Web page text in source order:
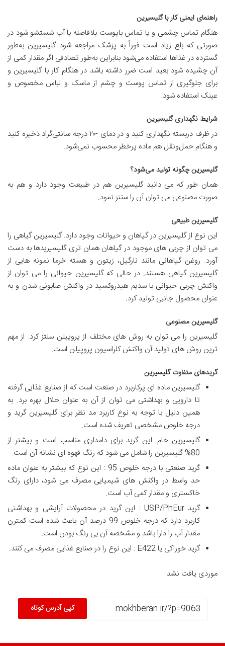
راهنمای ایمنی کار با گلیسیرین
هنگام تماس چشمی و یا تماس باپوست بلافاصله با آب شستشو شود در
صورتی که بلع زیاد است فوراً به پزشک مراجعه شود گلیسیرین به‌طور
گسترده در غذاها استفاده می‌شود بنابراین به‌طور تصادفی اگر مقدار کمی از
آن چشیده شود بعید است ضرر داشته باشد در هنگام کار با گلیسیرین و
برای جلوگیری از تماس پوست و چشم از ماسک و لباس مخصوص و
عینک استفاده شود.
شرایط نگهداری گلیسیرین
در ظرف دربسته نگهداری کنید و در دمای -۲۰ درجه سانتی‌گراد ذخیره کنید
و هنگام حمل‌ونقل هم ماده پرخطر محسوب نمی‌شود.
گلیسیرین چگونه تولید می‌شود؟
همان طور که می دانید گلیسیرین هم در طبیعت وجود دارد و هم به
صورت مصنوعی می توان آن را سنتز نمود.
گلیسیرین طبیعی
این نوع از گلیسیرین در گیاهان و حیوانات وجود دارد. گلیسیرین گیاهی را
می توان از چربی های موجود در گیاهان همان تری گلیسیریدها به دست
آورد. روغن گیاهانی مانند نارگیل، زیتون و هسته خرما نمونه هایی از
گلیسیرین گیاهی هستند. در حالی که گلیسیرین حیوانی را می توان از
واکنش چربی حیوانی با سدیم هیدروکسید در واکنش صابونی شدن و به
عنوان محصول جانبی تولید کرد.
گلیسیرین مصنوعی
گلیسیرین را می توان به روش های مختلف از پروپیلن سنتز کرد. از مهم
ترین روش های تولید آن واکنش کلراسیون پروپیلن است.
گریدهای متفاوت گلیسیرین
گلیسیرین ماده ای پرکاربرد در صنعت است که از صنایع غذایی گرفته
تا دارویی و بهداشتی می توان از آن به عنوان حلال بهره برد. به
همین دلیل با توجه به نوع کاربرد مد نظر برای گلیسیرین گرید و
درجه خلوص مشخصی تعریف شده است.
گلیسیرین خام :این گرید برای دامداری مناسب است و بیشتر از
80% گلیسیرین را شامل می شود که رنگ قهوه ای نشانه آن است.
گرید صنعتی با درجه خلوص 95 : این نوع که بیشتر به عنوان ماده
حد واسط در واکنش های شیمیایی مصرف می شود، دارای رنگ
خاکستری و مقدار کمی آب است.
گرید USP/PhEur : این گرید در محصولات آرایشی و بهداشتی
کاربرد دارد که درجه خلوص 99 درصد آن باعث شده است کمترن
مقدار آب را دارا باشد و مشخصه آن بی رنگ بودن است.
گرید خوراکی یا E422 : این نوع را در صنایع غذایی مصرف می کنند.
موردی یافت نشد
کپی آدرس کوتاه